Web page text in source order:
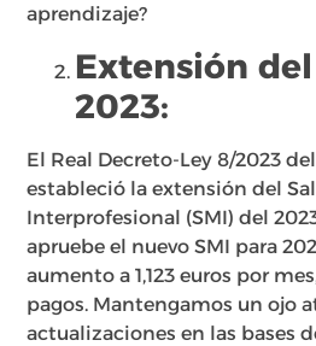
aprendizaje?
Extensión
2023:
El Real Decreto-Ley 8/2023
estableció la extensión del
Interprofesional (SMI) del
apruebe el nuevo SMI para
aumento a 1,123 euros por
pagos. Mantengamos un ojo
actualizaciones en las bases